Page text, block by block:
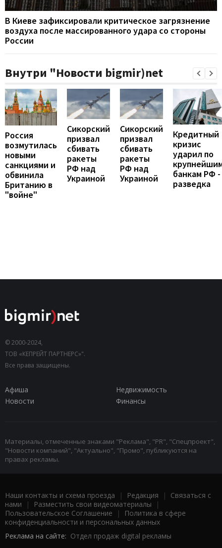
В Киеве зафиксировали критическое загрязнение
воздуха после массированного удара со стороны
России
Внутри "Новости bigmir)net
Россия
возмутилась
новыми
санкциями и
обвинила
Британию в
"войне"
Сикорский
призвал
сбивать
ракеты
РФ над
Украиной
Сикорский
призвал
сбивать
ракеты
РФ над
Украиной
Кредитный
кризис
ударил по
банкам РФ -
разведка
© 2000-2024,
ТОВ «КЕПРЕЙТ ПАРТНЕРС»".
Все права защищены.
Афиша
Недвижимость
Новости
Финансы
Материалы, отмеченные знаками "Реклама", "PR", "Спецпроект",
"Новости компаний", "Актуально", "Промо", публикуются на
правах рекламы.
Наши контакты и схема проезда | Редакция | Связаться с
нами | Разместить свои видеоматериалы |
Пользовательское Соглашение |
Политика в сфере
конфиденциальности и персональных данных
Реклама на сайте: Отдел продаж digital рекламы